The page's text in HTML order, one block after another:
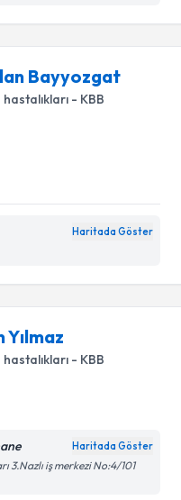
Bayyozgat
- KBB
Haritada Göster
Yılmaz
- KBB
Haritada Göster
3.Nazlı iş merkezi No:4/101